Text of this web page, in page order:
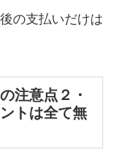
の支払いだけは
注意点２・
トは全て無